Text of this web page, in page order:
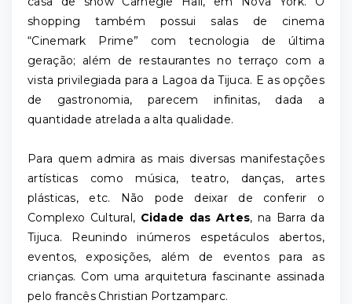
shopping também possui salas de cinema
“Cinemark Prime” com tecnologia de última
geração; além de restaurantes no terraço com a
vista privilegiada para a Lagoa da Tijuca. E as opções
de gastronomia, parecem infinitas, dada a
quantidade atrelada a alta qualidade.
Para quem admira as mais diversas manifestações
artísticas como música, teatro, danças, artes
plásticas, etc. Não pode deixar de conferir o
Complexo Cultural, Cidade das Artes, na Barra da
Tijuca. Reunindo inúmeros espetáculos abertos,
eventos, exposições, além de eventos para as
crianças. Com uma arquitetura fascinante assinada
pelo francês Christian Portzamparc.